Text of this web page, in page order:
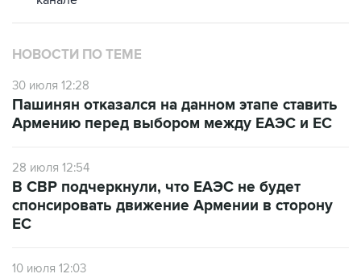
НОВОСТИ ПО ТЕМЕ
30 июля 12:28
Пашинян отказался на данном этапе ставить
Армению перед выбором между ЕАЭС и ЕС
28 июля 12:54
В СВР подчеркнули, что ЕАЭС не будет
спонсировать движение Армении в сторону
ЕС
10 июля 12:03